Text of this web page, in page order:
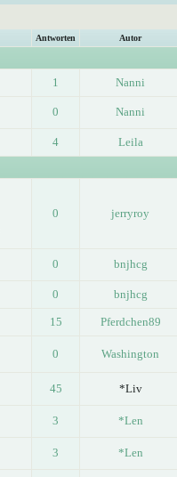
Antworten Autor
1 Nanni
0 Nanni
4 Leila
0 jerryroy
0 bnjhcg
0 bnjhcg
15 Pferdchen89
0 Washington
45 *Liv
3 *Len
3 *Len